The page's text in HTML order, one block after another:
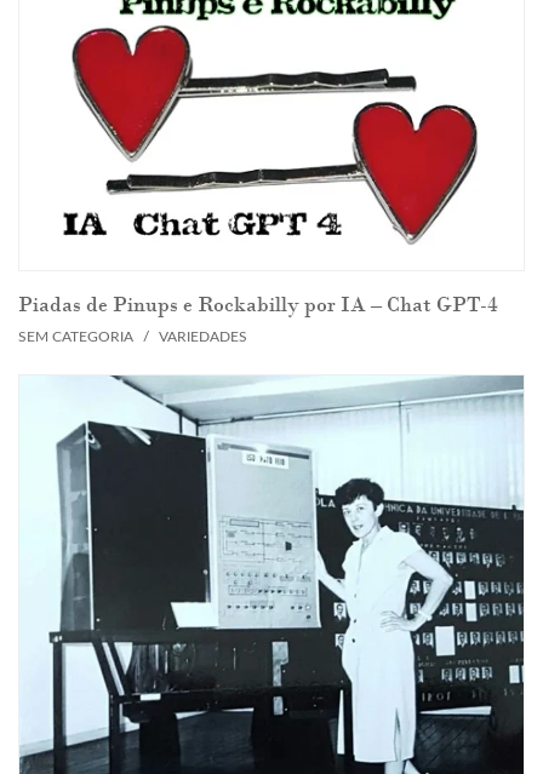
Piadas de Pinups e Rockabilly por IA – Chat GPT-4
SEM CATEGORIA / VARIEDADES